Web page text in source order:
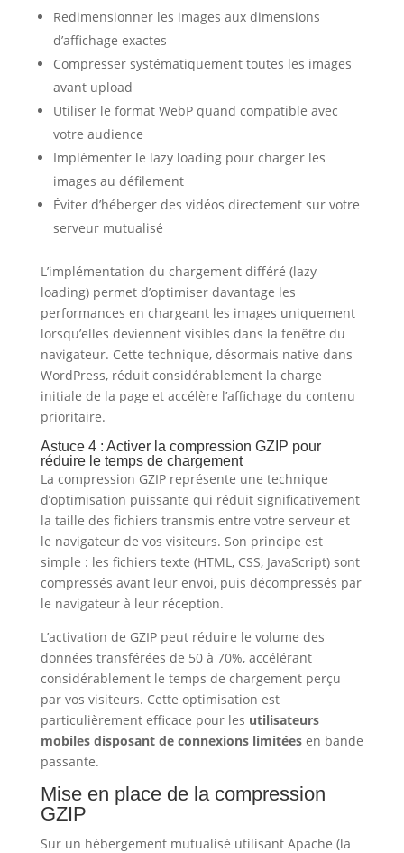
Redimensionner les images aux dimensions
d’affichage exactes
Compresser systématiquement toutes les images
avant upload
Utiliser le format WebP quand compatible avec
votre audience
Implémenter le lazy loading pour charger les
images au défilement
Éviter d’héberger des vidéos directement sur votre
serveur mutualisé
L’implémentation du chargement différé (lazy
loading) permet d’optimiser davantage les
performances en chargeant les images uniquement
lorsqu’elles deviennent visibles dans la fenêtre du
navigateur. Cette technique, désormais native dans
WordPress, réduit considérablement la charge
initiale de la page et accélère l’affichage du contenu
prioritaire.
Astuce 4 : Activer la compression GZIP pour
réduire le temps de chargement
La compression GZIP représente une technique
d’optimisation puissante qui réduit significativement
la taille des fichiers transmis entre votre serveur et
le navigateur de vos visiteurs. Son principe est
simple : les fichiers texte (HTML, CSS, JavaScript) sont
compressés avant leur envoi, puis décompressés par
le navigateur à leur réception.
L’activation de GZIP peut réduire le volume des
données transférées de 50 à 70%, accélérant
considérablement le temps de chargement perçu
par vos visiteurs. Cette optimisation est
particulièrement efficace pour les utilisateurs
mobiles disposant de connexions limitéesen bande
passante.
Mise en place de la compression
GZIP
Sur un hébergement mutualisé utilisant Apache (la